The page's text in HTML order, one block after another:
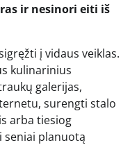
ir nesinori eiti iš
į vidaus veiklas.
kulinarinius
galerijas,
surengti stalo
arba tiesiog
seniai planuotą